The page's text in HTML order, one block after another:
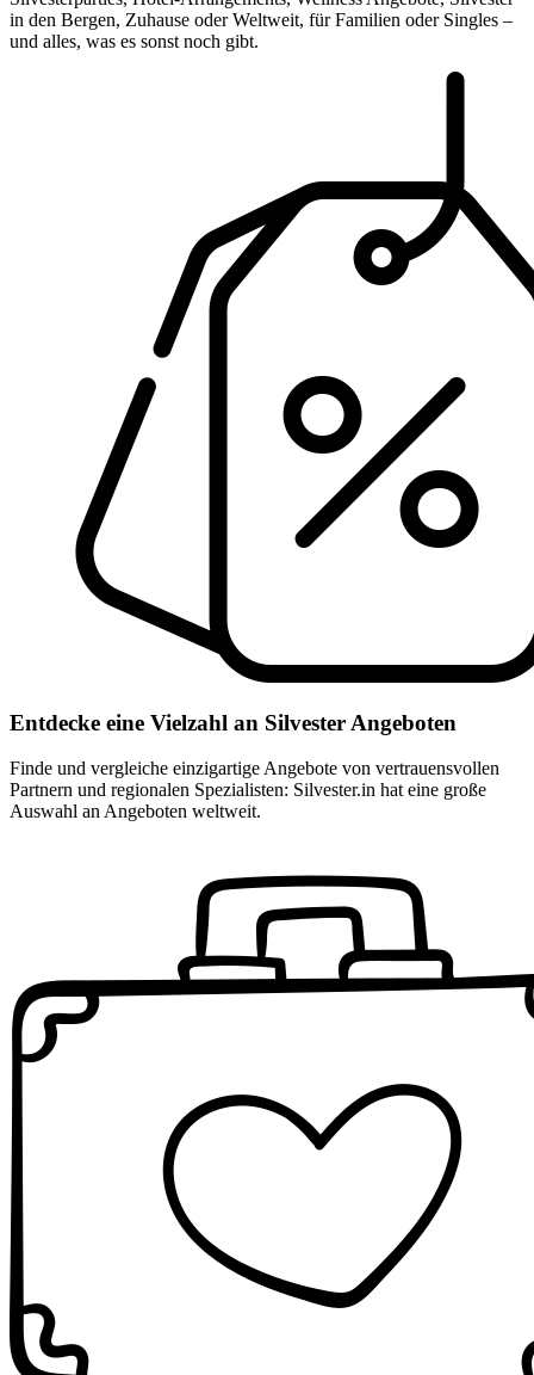
in den Bergen, Zuhause oder Weltweit, für Familien oder Singles –
und alles, was es sonst noch gibt.
Entdecke eine Vielzahl an Silvester Angeboten
Finde und vergleiche einzigartige Angebote von vertrauensvollen
Partnern und regionalen Spezialisten: Silvester.in hat eine große
Auswahl an Angeboten weltweit.